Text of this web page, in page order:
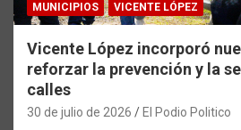
MUNICIPIOS VICENTE LÓPEZ
Vicente López incorporó
reforzar la prevención y la
calles
30 de julio de 2026 El Podio Politico